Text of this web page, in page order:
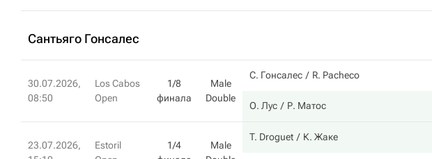
Сантьяго Гонсалес
30.07.2026,
08:50
Los Cabos
Open
1/8
финала
Male
Double
С. Гонсалес R. Pacheco
О. Лус Р. Матос
23.07.2026,
Estoril
1/4
Male
T. Droguet К. Жаке